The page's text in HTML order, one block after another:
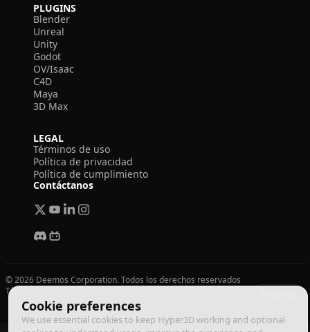
Cookie preferences
We use essential cookies to keep Hyper3D working and optional
PLUGINS
Blender
Unreal
Unity
Godot
OV/Isaac
C4D
Maya
3D Max
LEGAL
Términos de uso
Política de privacidad
Política de cumplimiento
Contáctanos
© 2026 Deemos Corporation. Todos los derechos reservados
Términos de Uso